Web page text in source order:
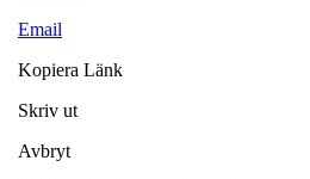
Email
Kopiera Länk
Skriv ut
Avbryt